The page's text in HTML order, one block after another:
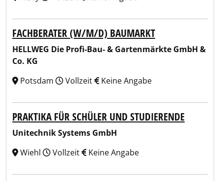
FACHBERATER (W/M/D) BAUMARKT
HELLWEG Die Profi-Bau- & Gartenmärkte GmbH &
Co. KG
Potsdam
Vollzeit Keine Angabe
PRAKTIKA FÜR SCHÜLER UND STUDIERENDE
Unitechnik Systems GmbH
Wiehl
Vollzeit Keine Angabe